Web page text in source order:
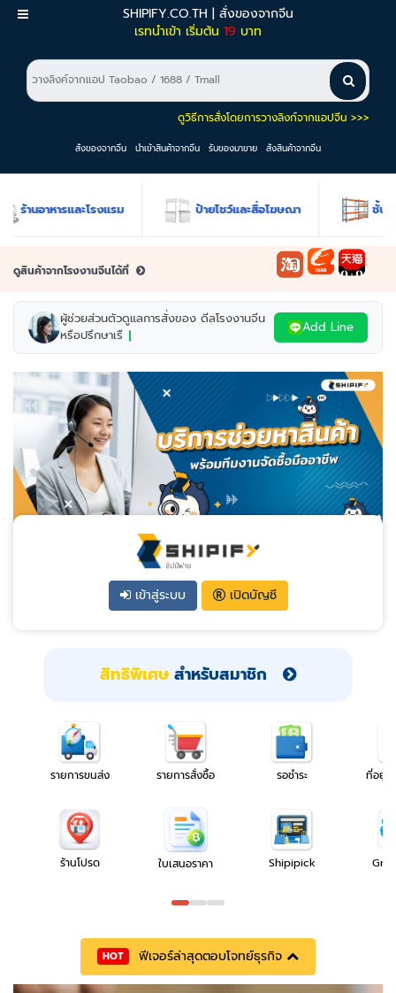
SHIPIFY.CO.TH | สั่งของจากจีน
เรทนำเข้า เริ่มต้น 19 บาท
เมนู
ดูวิธีการสั่งโดยการวางลิงก์จากแอปจีน >>>
สั่งของจากจีน นำเข้าสินค้าจากจีน รับของมาขาย สั่งสินค้าจากจีน
อาหารและโรงแรม ป้ายโชว์และสื่อโฆษณา ชั้นวางสินค้า
ดูสินค้าจากโรงงานจีนได้ที่
ผู้ช่วยส่วนตัวดูแลการสั่งของ ดีลโรงงานจีน
หรือปรึกษาเรื่องการนำเข้า
Add Line
เข้าสู่ระบบ เปิดบัญชี
สิทธิพิเศษ สำหรับสมาชิก
รายการขนส่ง รายการสั่งซื้อ รอชำระ ที่อยู่โ
ร้านโปรด ใบเสนอราคา Shipipick
HOT ฟีเจอร์ล่าสุดตอบโจทย์ธุรกิจ